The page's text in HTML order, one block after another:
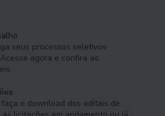
seus processos seletivos
agora e confira as
o download dos editais de